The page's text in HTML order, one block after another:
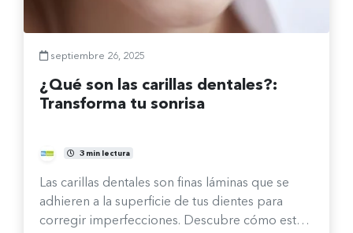
septiembre 26, 2025
¿Qué son las carillas dentales?:
Transforma tu sonrisa
Comité Clínico
3 min lectura
Las carillas dentales son finas láminas que se
adhieren a la superficie de tus dientes para
corregir imperfecciones. Descubre cómo esta